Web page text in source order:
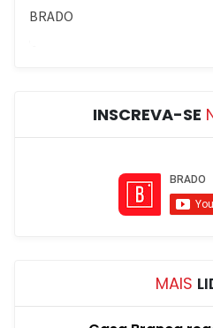
INSCREVA-SE
MAIS